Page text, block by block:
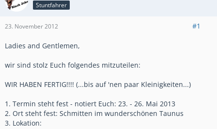
Stuntfahrer
23. November 2012 #1
Ladies and Gentlemen,
wir sind stolz Euch folgendes mitzuteilen:
WIR HABEN FERTIG!!!! (...bis auf 'nen paar Kleinigkeiten...)
1. Termin steht fest - notiert Euch: 23. - 26. Mai 2013
2. Ort steht fest: Schmitten im wunderschönen Taunus
3. Lokation: